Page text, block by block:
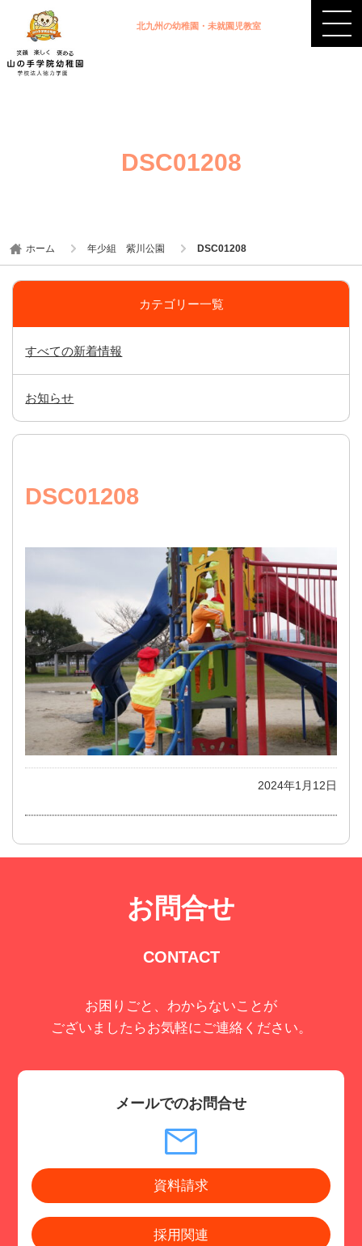
北九州の幼稚園・未就園児教室
DSC01208
ホーム 年少組 紫川公園 DSC01208
カテゴリー一覧
すべての新着情報
お知らせ
DSC01208
2024年1月12日
お問合せ
CONTACT
お困りごと、わからないことが
ございましたらお気軽にご連絡ください。
メールでのお問合せ
資料請求
採用関連